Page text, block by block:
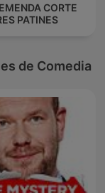
CORTE
PATINES
de Comedia